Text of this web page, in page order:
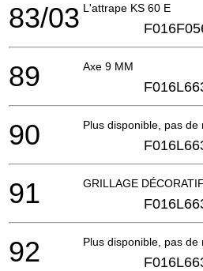
L'attrape KS 60 E
83/03
Axe 9 MM
89
Plus disponible, pas de
90
GRILLAGE
91
Plus disponible, pas de
92